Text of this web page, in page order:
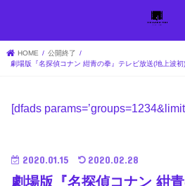
HOME
公開終了
劇場版『名探偵コナン 紺青の拳』テレビ放送(地上波
[dfads params=’
2020.01.15 2020.02.28
劇場版『名探偵コナン 紺